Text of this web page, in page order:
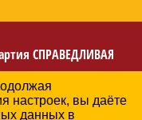
СПРАВЕДЛИВАЯ
Архангельской
настроек, вы даёте
данных в